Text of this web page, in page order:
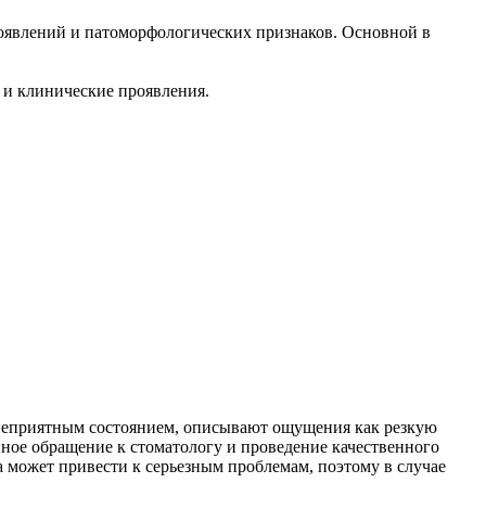
и патоморфологических признаков. Основной в
клинические проявления.
состоянием, описывают ощущения как резкую
обращение к стоматологу и проведение качественного
привести к серьезным проблемам, поэтому в случае